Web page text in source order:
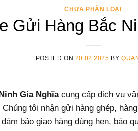
CHƯA PHÂN LOẠI
Gửi Hàng Bắc
POSTED ON 20.02.2025 BY
Gia Nghĩacung cấp dịch vụ
tôi nhận gửi hàng ghép,
bảo giao hàng đúng hẹn, bảo